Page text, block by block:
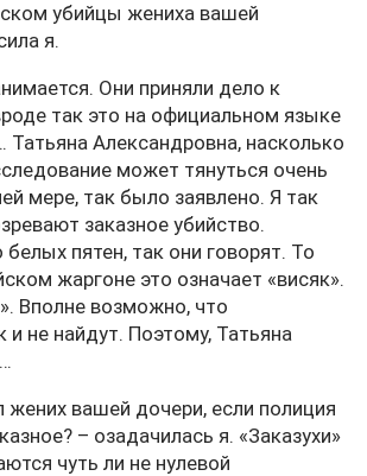
убийцы жениха вашей
я.
Они приняли дело к
так это на официальном языке
Татьяна Александровна, насколько
может тянуться очень
мере, так было заявлено. Я так
заказное убийство.
пятен, так они говорят. То
жаргоне это означает «висяк».
Вполне возможно, что
и не найдут. Поэтому, Татьяна
вашей дочери, если полиция
– озадачилась я. «Заказухи»
чуть ли не нулевой